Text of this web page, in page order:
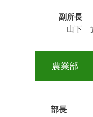
副所長
山下
農業部
部長